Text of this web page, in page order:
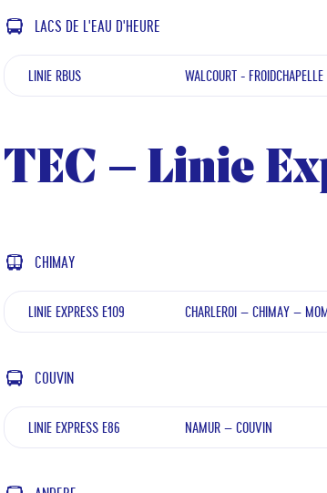
LACS DE L'EAU D'HEURE
LINIE RBUS WALCOURT - FROIDCHAPELLE
TEC – Linie
CHIMAY
LINIE EXPRESS E109 CHARLEROI – CHIMAY –
COUVIN
LINIE EXPRESS E86 NAMUR – COUVIN